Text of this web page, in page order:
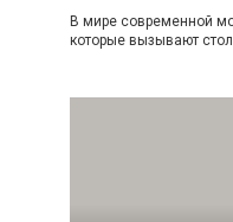
В мире современной
которые вызывают